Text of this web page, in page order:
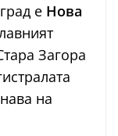
е Нова
Загора
на